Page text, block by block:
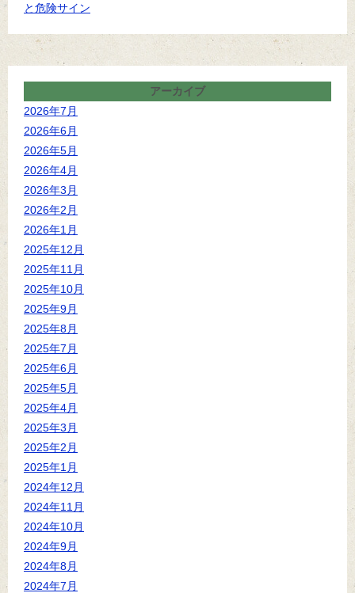
と危険サイン
アーカイブ
2026年7月
2026年6月
2026年5月
2026年4月
2026年3月
2026年2月
2026年1月
2025年12月
2025年11月
2025年10月
2025年9月
2025年8月
2025年7月
2025年6月
2025年5月
2025年4月
2025年3月
2025年2月
2025年1月
2024年12月
2024年11月
2024年10月
2024年9月
2024年8月
2024年7月